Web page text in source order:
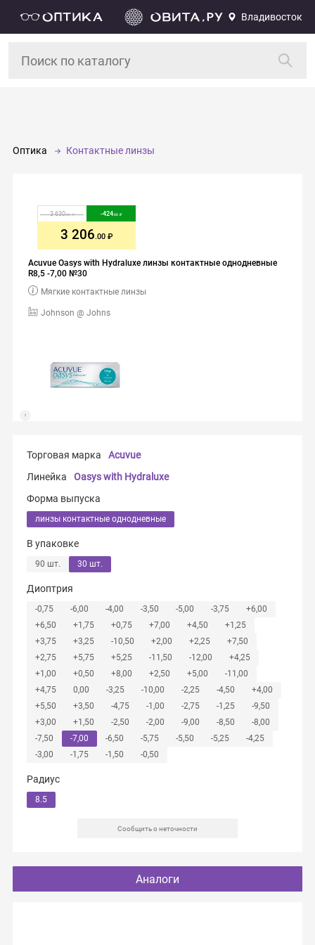
Владивосток
Оптика Контактные линзы
Acuvue Oasys with Hydraluxe линзы контактные однодневные
R8,5 -7,00 №30
Johnson @ Johns
Мягкие контактные линзы
3 630.00 -424.00
3 206.00
Торговая марка
Acuvue
Линейка
Oasys with Hydraluxe
Форма выпуска
линзы контактные однодневные
В упаковке
90 шт. 30 шт.
Диоптрия
-0,75 -6,00 -4,00 -3,50 -5,00 -3,75
+6,00
+6,50
+1,75 +0,75 +7,00 +4,50
+1,25
+3,75
+3,25 -10,50 +2,00 +2,25
+7,50
+2,75
+5,75 +5,25 -11,50 -12,00
+4,25
+1,00
+0,50 +8,00 +2,50 +5,00
-11,00
+4,75
0,00 -3,25 -10,00 -2,25 -4,50
+4,00
+5,50
+3,50 -4,75 -1,00 -2,75 -1,25
-9,50
+3,00
+1,50 -2,50 -2,00 -9,00 -8,50
-8,00
-7,50
-7,00 -6,50 -5,75 -5,50 -5,25
-4,25
-3,00
-1,75 -1,50 -0,50
Радиус
8.5
Сообщить о неточности
Аналоги